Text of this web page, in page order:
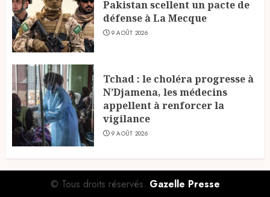
Pakistan scellent un pacte de
défense à La Mecque
9 AOÛT 2026
Tchad : le choléra progresse à
N’Djamena, les médecins
appellent à renforcer la
vigilance
9 AOÛT 2026
© Tous droits réservés. Gazelle Presse